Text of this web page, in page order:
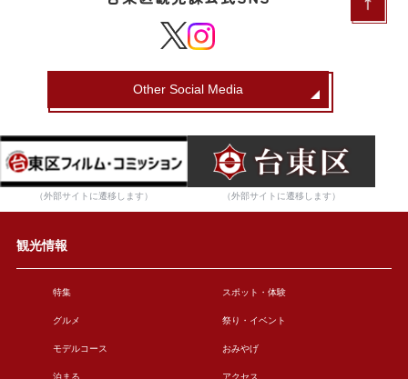
Other Social Media
（外部サイトに遷移します） （外部サイトに遷移します）
観光情報
特集 スポット・体験
グルメ 祭り・イベント
モデルコース おみやげ